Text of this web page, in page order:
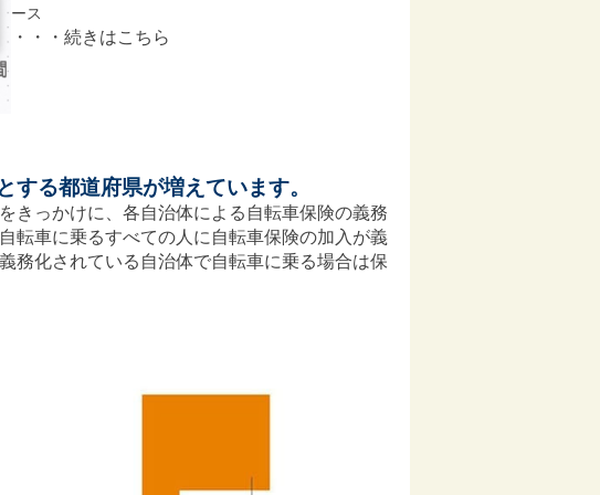
ース
・・・続きはこちら
る都道府県が増えています。
きっかけに、各自治体による自転車保険の義務
転車に乗るすべての人に自転車保険の加入が義
務化されている自治体で自転車に乗る場合は保